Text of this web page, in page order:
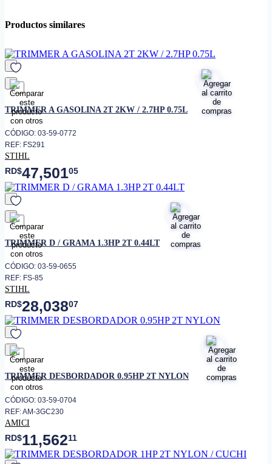
• Frecuencia
• Longitud total
153 cm
Circular ajustable (tipo Loop)
• Potencia
540 W (0.6 kW)
• Tensión nominal
120 V
• Tipo de eje
• Tipo de motor
Productos similares
favorito
TRIMMER A GASOLINA 2T 2KW / 2.7HP 0.75L
CÓDIGO: 03-59-0772
REF: FS291
STIHL
RD$47,50105
favorito
TRIMMER D / GRAMA 1.3HP 2T 0.44LT
CÓDIGO: 03-59-0655
REF: FS-85
STIHL
RD$28,03807
favorito
TRIMMER DESBORDADOR 0.95HP 2T NYLON
CÓDIGO: 03-59-0704
REF: AM-3GC230
AMICI
RD$11,56211